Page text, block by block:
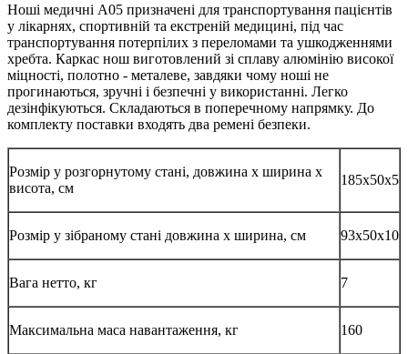
Ноші медичні A05 призначені для транспортування пацієнтів
у лікарнях, спортивній та екстреній медицині, під час
транспортування потерпілих з переломами та ушкодженнями
хребта. Каркас нош виготовлений зі сплаву алюмінію високої
міцності, полотно - металеве, завдяки чому ноші не
прогинаються, зручні і безпечні у використанні. Легко
дезінфікуються. Складаються в поперечному напрямку. До
комплекту поставки входять два ремені безпеки.
Розмір у розгорнутому стані, довжина х ширина х
висота, см
185х50х5
Розмір у зібраному стані довжина х ширина, см 93х50х10
Вага нетто, кг 7
Максимальна маса навантаження, кг 160